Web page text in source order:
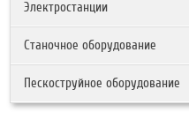
Электростанции
Станочное оборудование
Пескоструйное оборудование